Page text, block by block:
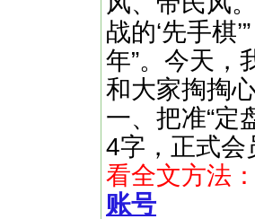
战的‘先手棋
年”。今天，
和大家掏掏
一、把准“
4字，正式
看全文方法：
账号